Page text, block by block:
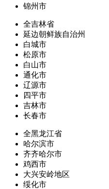
锦州市
全吉林省
延边朝鲜族自治州
白城市
松原市
白山市
通化市
辽源市
四平市
吉林市
长春市
全黑龙江省
哈尔滨市
齐齐哈尔市
鸡西市
大兴安岭地区
绥化市